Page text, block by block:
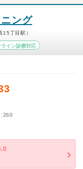
ング
15丁目駅）
ライン診療対応
260